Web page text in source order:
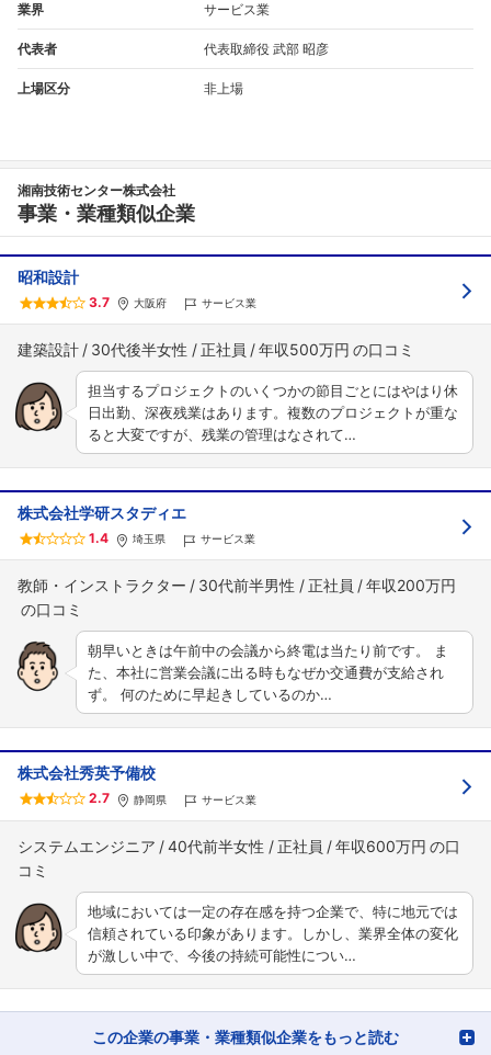
業界 サービス業
代表者 代表取締役 武部 昭彦
上場区分 非上場
湘南技術センター株式会社
事業・業種類似企業
昭和設計
3.7 大阪府 サービス業
建築設計 30代後半女性 正社員 年収500万円
担当するプロジェクトのいくつかの節目ごとにはやはり休
日出勤、深夜残業はあります。複数のプロジェクトが重な
ると大変ですが、残業の管理はなされて…
株式会社学研スタディエ
1.4 埼玉県 サービス業
教師・インストラクター 30代前半男性 正社員 年収200万円
朝早いときは午前中の会議から終電は当たり前です。 ま
た、本社に営業会議に出る時もなぜか交通費が支給され
ず。 何のために早起きしているのか…
株式会社秀英予備校
2.7 静岡県 サービス業
システムエンジニア 40代前半女性 正社員 年収600万円
地域においては一定の存在感を持つ企業で、特に地元では
信頼されている印象があります。しかし、業界全体の変化
が激しい中で、今後の持続可能性につい…
この企業の事業・業種類似企業をもっと読む